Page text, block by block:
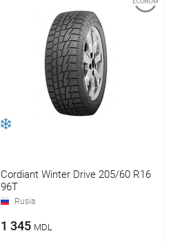
Cordiant Winter Drive 205/60 R16
96T
Rusia
1 345 MDL